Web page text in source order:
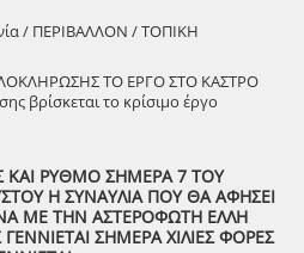
/ ΠΕΡΙΒΑΛΛΟΝ / ΤΟΠΙΚΗ
ΤΟ ΕΡΓΟ ΣΤΟ ΚΑΣΤΡΟ
βρίσκεται το κρίσιμο έργο
στην Τ.Κ. Κάστρου,
ευρώ. Έπειτα από αυτοψία που
Υπηρεσίας και εκπροσώπους
πως οι παρεμβάσεις προχωρούν
χρονοδιαγραμμάτων. ​Το έργο
Πρόγραμμα Ανάπτυξης και στο
ΡΥΘΜΟ ΣΗΜΕΡΑ 7 ΤΟΥ
Η ΣΥΝΑΥΛΙΑ ΠΟΥ ΘΑ ΑΦΗΣΕΙ
ΜΕ ΤΗΝ ΑΣΤΕΡΟΦΩΤΗ ΕΛΛΗ
ΣΗΜΕΡΑ ΧΙΛΙΕΣ ΦΟΡΕΣ